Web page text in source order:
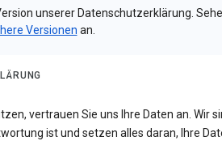
unserer Datenschutzerklärung.
Versionen an.
vertrauen Sie uns Ihre Daten an. Wir
ist und setzen alles daran, Ihre